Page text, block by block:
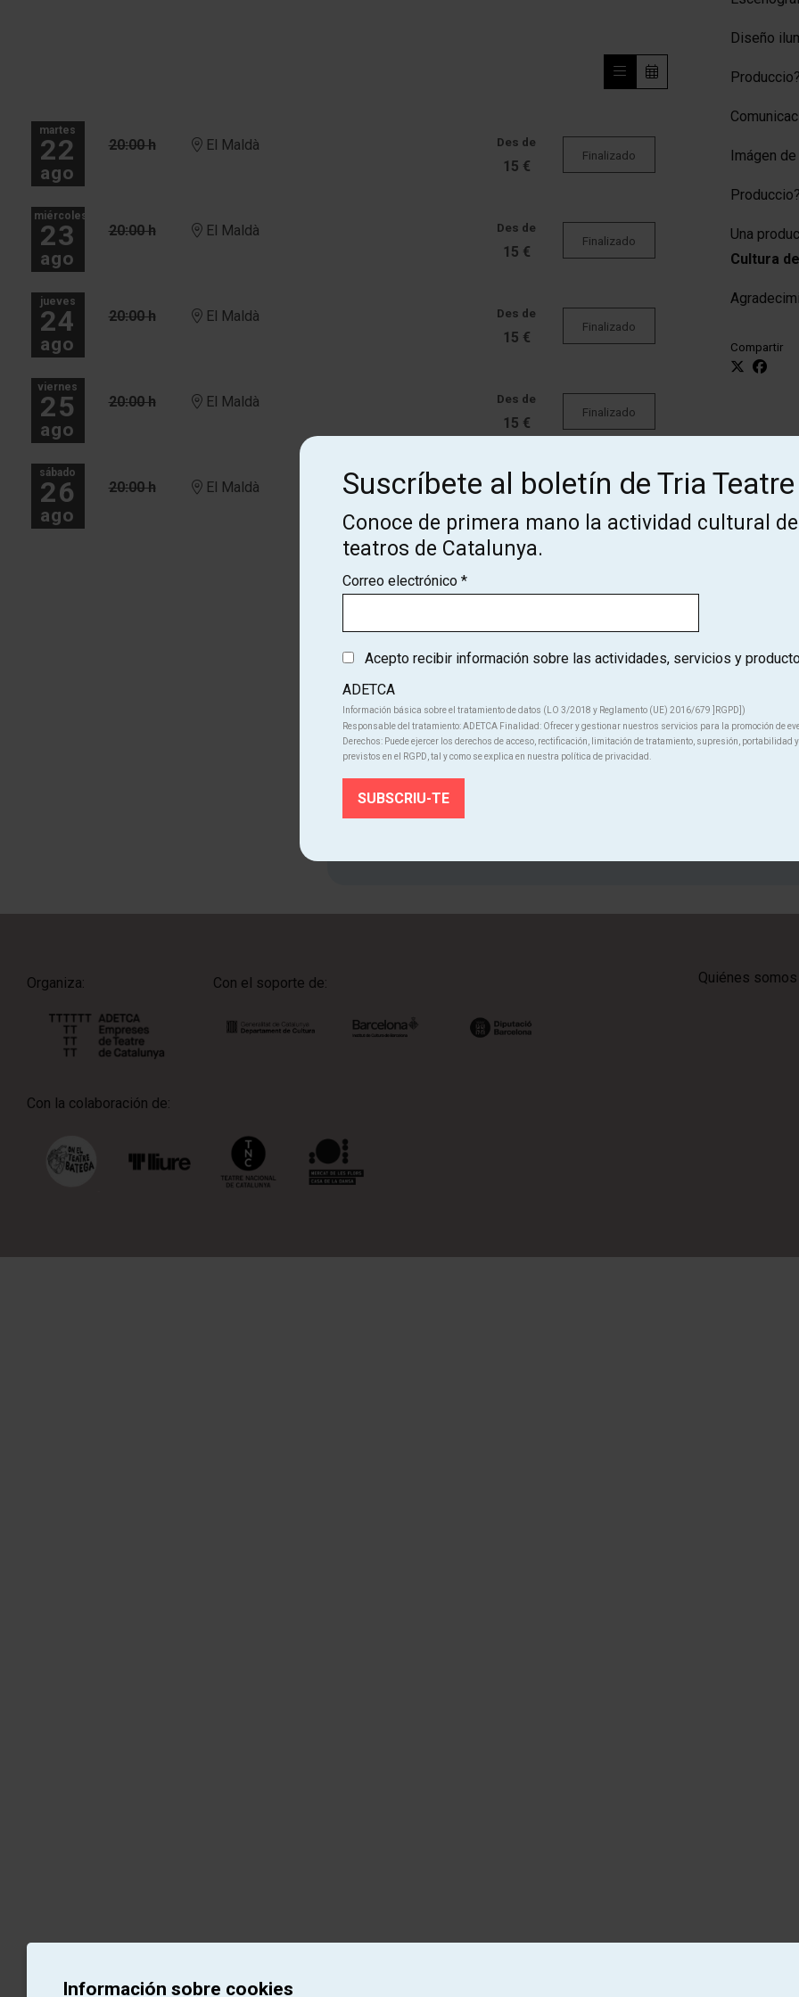
Diseño
Imágen
Una
Cultura
Compartir
martes
22
ago
20:00 h El Maldà Des de
15 €
Finalizado
miércoles
23
ago
20:00 h El Maldà Des de
15 €
Finalizado
jueves
24
ago
20:00 h El Maldà Des de
15 €
Finalizado
viernes
25
ago
20:00 h El Maldà Des de
15 €
Finalizado
sábado
26
ago
20:00 h El Maldà Des de
Finalizado
¡Suscríbete al boletín de Tria
Teatre!
Conoce de primera mano la actividad cultural de los teatros de
Organiza: Con el soporte de:
Con la colaboración de:
Quiénes somos
Suscríbete al boletín de Tria Teatre
Conoce de primera mano la actividad cultural
teatros de Catalunya.
Correo electrónico *
Acepto recibir información sobre las actividades, servicios y
ADETCA
Información básica sobre el tratamiento de datos (LO 3/2018 y Reglamento (UE) 2016/679 ]RGPD])
Responsable del tratamiento: ADETCA Finalidad: Ofrecer y gestionar nuestros servicios para la promoción de
Derechos: Puede ejercer los derechos de acceso, rectificación, limitación de tratamiento, supresión, portabilidad y
previstos en el RGPD, tal y como se explica en nuestra política de privacidad.
Información sobre cookies